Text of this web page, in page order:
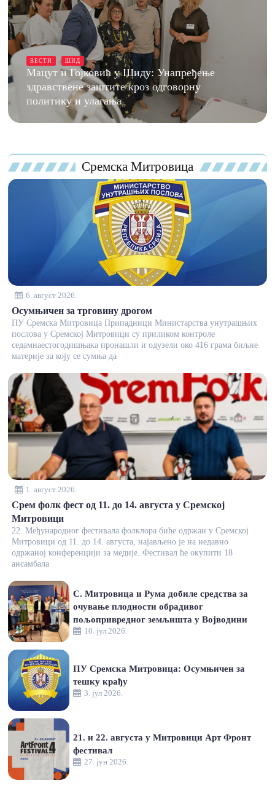
ВЕСТИ ШИД
Мацут и Гојковић у Шиду: Унапређење
здравствене заштите кроз одговорну
политику и улагања
Сремска Митровица
6. август 2026.
Осумњичен за трговину дрогом
ПУ Сремска Митровица Припадници Министарства унутрашњих
послова у Сремској Митровици су приликом контроле
седамнаестогодишњака пронашли и одузели око 416 грама биљне
материје за коју се сумња да
1. август 2026.
Срем фолк фест од 11. до 14. августа у Сремској
Митровици
22. Међународног фестивала фолклора биће одржан у Сремској
Митровици од 11. до 14. августа, најављено је на недавно
одржаној конференцији за медије. Фестивал ће окупити 18
ансамбала
10. јул 2026.
С. Митровица и Рума добиле средства за
очување плодности обрадивог
пољопривредног земљишта у Војводини
3. јул 2026.
ПУ Сремска Митровица: Осумњичен за
тешку крађу
27. јун 2026.
21. и 22. августа у Митровици Арт Фронт
фестивал